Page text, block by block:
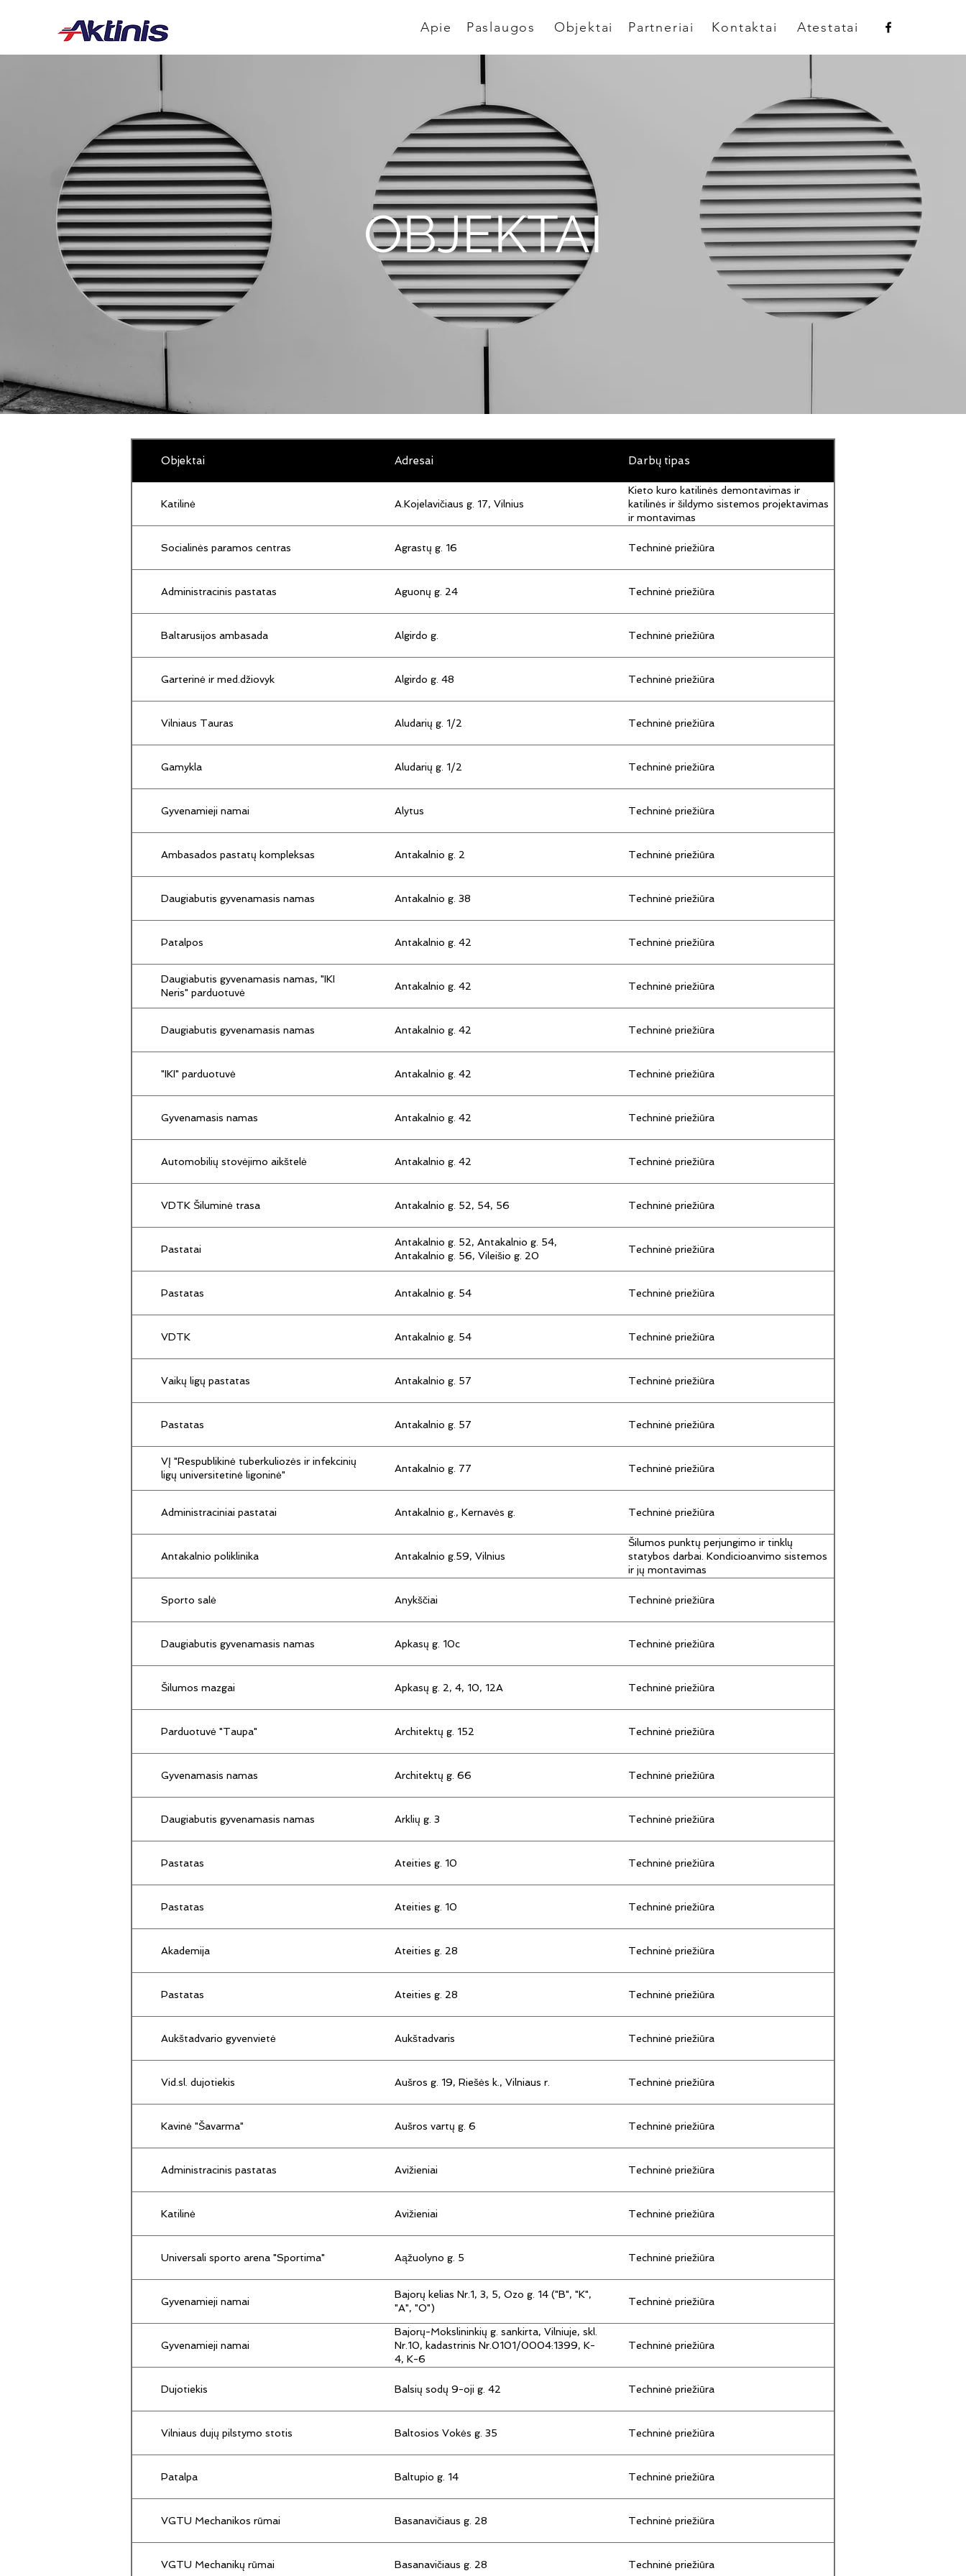
Atestatai
Apie Paslaugos Objektai Partneriai Kontaktai
OBJEKTAI
Objektai Adresai Darbų tipas
Katilinė A.Kojelavičiaus g. 17, Vilnius
Kieto kuro katilinės demontavimas ir
katilinės ir šildymo sistemos projektavimas
ir montavimas
Socialinės paramos centras Agrastų g. 16 Techninė priežiūra
Administracinis pastatas Aguonų g. 24 Techninė priežiūra
Baltarusijos ambasada Algirdo g. Techninė priežiūra
Garterinė ir med.džiovyk Algirdo g. 48 Techninė priežiūra
Vilniaus Tauras Aludarių g. 1/2 Techninė priežiūra
Gamykla Aludarių g. 1/2 Techninė priežiūra
Gyvenamieji namai Alytus Techninė priežiūra
Ambasados pastatų kompleksas Antakalnio g. 2 Techninė priežiūra
Daugiabutis gyvenamasis namas Antakalnio g. 38 Techninė priežiūra
Patalpos Antakalnio g. 42 Techninė priežiūra
Daugiabutis gyvenamasis namas, "IKI
Neris" parduotuvė
Antakalnio g. 42 Techninė priežiūra
Daugiabutis gyvenamasis namas Antakalnio g. 42 Techninė priežiūra
"IKI" parduotuvė Antakalnio g. 42 Techninė priežiūra
Gyvenamasis namas Antakalnio g. 42 Techninė priežiūra
Automobilių stovėjimo aikštelė Antakalnio g. 42 Techninė priežiūra
VDTK Šiluminė trasa Antakalnio g. 52, 54, 56 Techninė priežiūra
Pastatai
Antakalnio g. 52, Antakalnio g. 54,
Antakalnio g. 56, Vileišio g. 20
Techninė priežiūra
Pastatas Antakalnio g. 54 Techninė priežiūra
VDTK Antakalnio g. 54 Techninė priežiūra
Vaikų ligų pastatas Antakalnio g. 57 Techninė priežiūra
Pastatas Antakalnio g. 57 Techninė priežiūra
VĮ "Respublikinė tuberkuliozės ir infekcinių
ligų universitetinė ligoninė"
Antakalnio g. 77 Techninė priežiūra
Administraciniai pastatai Antakalnio g., Kernavės g. Techninė priežiūra
Antakalnio poliklinika Antakalnio g.59, Vilnius
Šilumos punktų perjungimo ir tinklų
statybos darbai. Kondicioanvimo sistemos
ir jų montavimas
Sporto salė Anykščiai Techninė priežiūra
Daugiabutis gyvenamasis namas Apkasų g. 10c Techninė priežiūra
Šilumos mazgai Apkasų g. 2, 4, 10, 12A Techninė priežiūra
Parduotuvė "Taupa" Architektų g. 152 Techninė priežiūra
Gyvenamasis namas Architektų g. 66 Techninė priežiūra
Daugiabutis gyvenamasis namas Arklių g. 3 Techninė priežiūra
Pastatas Ateities g. 10 Techninė priežiūra
Pastatas Ateities g. 10 Techninė priežiūra
Akademija Ateities g. 28 Techninė priežiūra
Pastatas Ateities g. 28 Techninė priežiūra
Aukštadvario gyvenvietė Aukštadvaris Techninė priežiūra
Vid.sl. dujotiekis Aušros g. 19, Riešės k., Vilniaus r. Techninė priežiūra
Kavinė "Šavarma" Aušros vartų g. 6 Techninė priežiūra
Administracinis pastatas Avižieniai Techninė priežiūra
Katilinė Avižieniai Techninė priežiūra
Universali sporto arena "Sportima" Aąžuolyno g. 5 Techninė priežiūra
Gyvenamieji namai
Bajorų kelias Nr.1, 3, 5, Ozo g. 14 ("B", "K",
"A", "O")
Techninė priežiūra
Gyvenamieji namai
Bajorų-Mokslininkių g. sankirta, Vilniuje, skl.
Nr.10, kadastrinis Nr.0101/0004:1399, K-
4, K-6
Techninė priežiūra
Dujotiekis Balsių sodų 9-oji g. 42 Techninė priežiūra
Vilniaus dujų pilstymo stotis Baltosios Vokės g. 35 Techninė priežiūra
Patalpa Baltupio g. 14 Techninė priežiūra
VGTU Mechanikos rūmai Basanavičiaus g. 28 Techninė priežiūra
VGTU Mechanikų rūmai Basanavičiaus g. 28 Techninė priežiūra